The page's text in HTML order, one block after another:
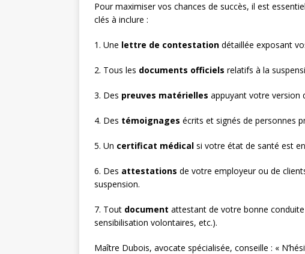
Pour maximiser vos chances de succès, il est
clés à inclure :
1. Une lettre de contestation détaillée exposant
2. Tous les documents officiels relatifs à la
3. Des preuves matérielles appuyant votre version
4. Des témoignages écrits et signés de personnes
5. Un certificat médical si votre état de santé est
6. Des attestations de votre employeur ou de
suspension.
7. Tout document attestant de votre bonne conduite
sensibilisation volontaires, etc.).
Maître Dubois, avocate spécialisée, conseille : «